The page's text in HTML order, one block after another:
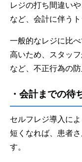
レジの打ち間違い
など、会計に伴う
一般的なレジに比
高いため、スタッ
など、不正行為の
・会計までの待
セルフレジ導入に
短くなれば、患者
す。